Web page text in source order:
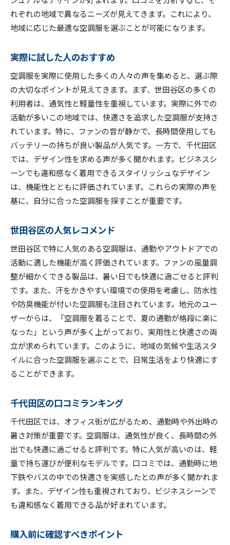
れぞれの地域で異なるニーズが見えてきます。これにより、
地域に応じた最適な空調服を選ぶことが可能になります。
実際に試した人のおすすめ
空調服を実際に使用した多くの人々の声を集めると、選ぶ際
の大切なポイントが見えてきます。まず、世田谷区の多くの
利用者は、通気性と軽量性を重視しています。実際に外での
活動が多いこの地域では、快適さを追求した空調服が支持さ
れています。特に、ファンの音が静かで、長時間使用しても
バッテリーの持ちが良い製品が人気です。一方で、千代田区
では、デザイン性を求める声が多く聞かれます。ビジネスシ
ーンでも違和感なく着用できるスタイリッシュなデザイン
は、機能性とともに評価されています。これらの実際の声を
基に、自分に合った空調服を探すことが重要です。
世田谷区の人気レコメンド
世田谷区で特に人気のある空調服は、通勤やアウトドアでの
活動に適した機能が高く評価されています。ファンの風量調
整が細かくできる製品は、暑い日でも快適に過ごせると評判
です。また、汗をかきやすい環境での使用を考慮し、防水性
や防臭機能が付いた空調服も注目されています。地元のユー
ザーからは、「空調服を着ることで、夏の通勤が格段に楽に
なった」という声が多く上がっており、実用性と快適さの両
立が求められています。このように、地域の気候や生活スタ
イルに合った空調服を選ぶことで、日常生活をより快適にす
ることができます。
千代田区の口コミランキング
千代田区では、オフィス街が広がるため、通勤時や外出時の
暑さ対策が重要です。空調服は、通気性が良く、長時間の外
出でも快適に過ごせると評判です。特に人気が高いのは、軽
量で持ち運びが便利なモデルです。口コミでは、通勤時に地
下鉄やバスの中での快適さを実感したとの声が多く聞かれま
す。また、デザイン性も重視されており、ビジネスシーンで
も違和感なく着用できる品が好まれています。
購入前に確認すべきポイント